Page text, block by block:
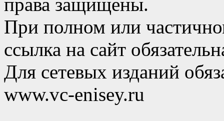
При полном или
ссылка на сайт
Для сетевых изданий
www.vc-enisey.ru